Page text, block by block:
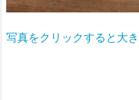
写真をクリックすると大